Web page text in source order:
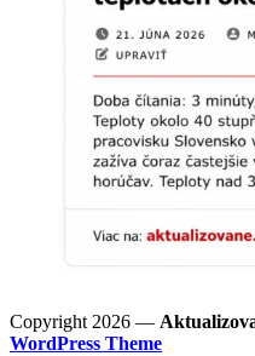
Copyright 2026 —
WordPress Theme